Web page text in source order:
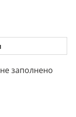
заполнено